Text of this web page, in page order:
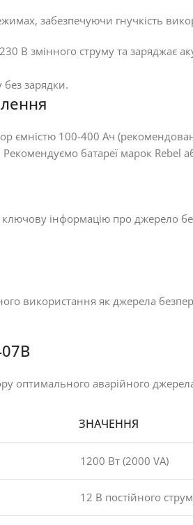
забезпечуючи гнучкість
В змінного струму та заряджає
зарядки.
ємністю 100-400 Ач
батареї марок Rebel
інформацію про джерело
використання як джерела
оптимального аварійного
ЗНАЧЕННЯ
1200 Вт (2000 VA)
12 В постійного